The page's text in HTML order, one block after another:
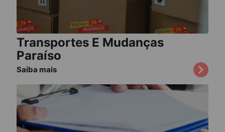
Transportes E Mudanças
Paraíso
Saiba mais